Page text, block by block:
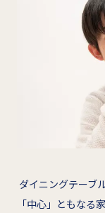
ダイニングテーブ
「中心」ともなる